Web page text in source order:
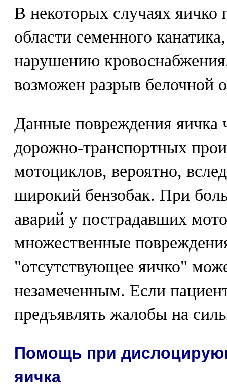
В некоторых случаях яичко
области семенного
нарушению
возможен разрыв белочной
Данные повреждения яичка
дорожно-транспортных
мотоциклов, вероятно,
широкий бензобак. При
аварий у пострадавших
множественные
"отсутствующее яичко"
незамеченным. Если
предъявлять жалобы на
Помощь при
яичка